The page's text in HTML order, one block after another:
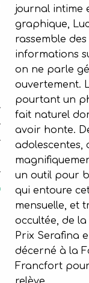
journal intime
graphique,
rassemble
informations
on ne parle
ouvertement.
pourtant un
fait naturel
avoir honte.
adolescentes,
un outil pour
qui entoure
mensuelle, et
occultée, de la
Prix Serafina
décerné à la
Francfort